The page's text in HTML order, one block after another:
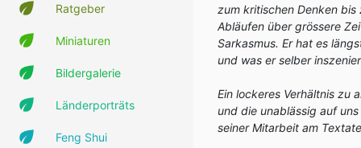
Ratgeber
Miniaturen
Bildergalerie
Länderporträts
Feng Shui
zum kritischen Denken bis
Abläufen über grössere
Sarkasmus. Er hat es
und was er selber
Ein lockeres Verhältnis zu
und die unablässig auf
seiner Mitarbeit am